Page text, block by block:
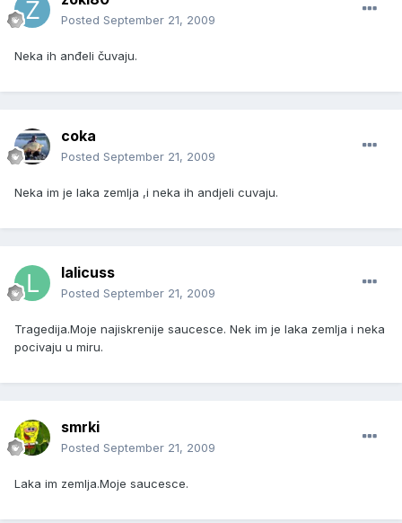
Posted September 21, 2009
Neka ih anđeli čuvaju.
coka
Posted September 21, 2009
Neka im je laka zemlja ,i neka ih andjeli cuvaju.
lalicuss
Posted September 21, 2009
Tragedija.Moje najiskrenije saucesce. Nek im je laka zemlja i neka
pocivaju u miru.
smrki
Posted September 21, 2009
Laka im zemlja.Moje saucesce.